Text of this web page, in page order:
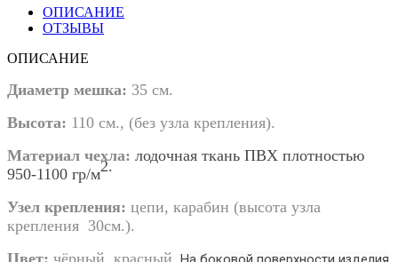
ОПИСАНИЕ
ОТЗЫВЫ
ОПИСАНИЕ
Диаметр мешка: 35 см.
Высота: 110 см., (без узла крепления).
Материал чехла: лодочная ткань ПВХ плотностью
950-1100 гр/м2.
Узел крепления: цепи, карабин (высота узла
крепления 30см.).
Цвет: чёрный, красный.